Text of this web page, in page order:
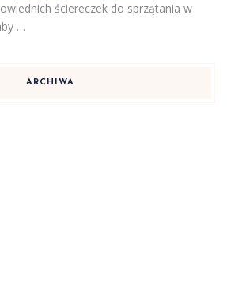
ściereczek do sprzątania w
…
ARCHIWA